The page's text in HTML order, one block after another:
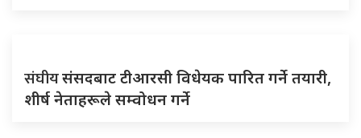
संघीयसंसदबाट टीआरसी विधेयक पारित गर्ने तयारी,
शीर्ष नेताहरूले सम्वोधन गर्ने